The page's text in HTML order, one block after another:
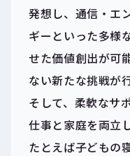
発想し、通信・エ
ギーといった多様
せた価値創出が可
ない新たな挑戦が
そして、柔軟なサ
仕事と家庭を両立
たとえば子どもの